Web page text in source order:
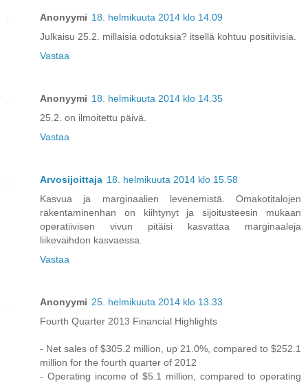
Anonyymi 18. helmikuuta 2014 klo 14.09
Julkaisu 25.2. millaisia odotuksia? itsellä kohtuu positiivisia.
Vastaa
Anonyymi 18. helmikuuta 2014 klo 14.35
25.2. on ilmoitettu päivä.
Vastaa
Arvosijoittaja 18. helmikuuta 2014 klo 15.58
Kasvua ja marginaalien levenemistä. Omakotitalojen
rakentaminenhan on kiihtynyt ja sijoitusteesin mukaan
operatiivisen vivun pitäisi kasvattaa marginaaleja
liikevaihdon kasvaessa.
Vastaa
Anonyymi 25. helmikuuta 2014 klo 13.33
Fourth Quarter 2013 Financial Highlights
- Net sales of $305.2 million, up 21.0%, compared to $252.1
million for the fourth quarter of 2012
- Operating income of $5.1 million, compared to operating